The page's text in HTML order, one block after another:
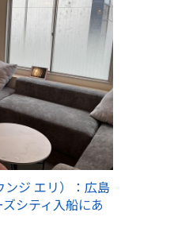
ンジ エリ）：広島
シティ入船にあ